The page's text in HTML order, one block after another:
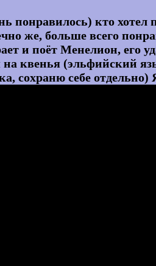
понравилось) кто хотел
же, больше всего
и поёт Менелион, его
на квенья (эльфийский
сохраню себе